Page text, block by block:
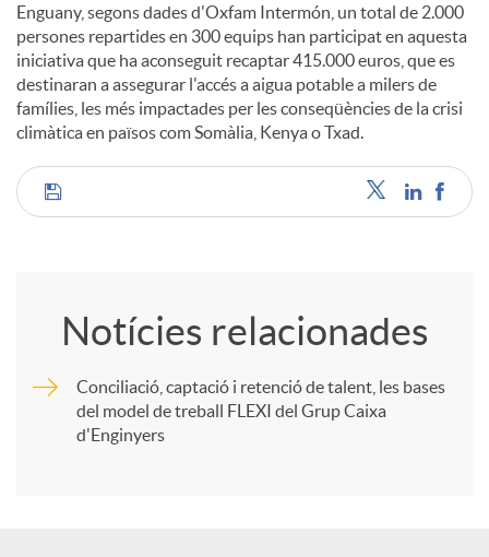
Enguany, segons dades d'Oxfam Intermón, un total de 2.000
persones repartides en 300 equips han participat en aquesta
iniciativa que ha aconseguit recaptar 415.000 euros, que es
destinaran a assegurar l'accés a aigua potable a milers de
famílies, les més impactades per les conseqüències de la crisi
climàtica en països com Somàlia, Kenya o Txad.
C
Notícies relacionades
Conciliació, captació i retenció de talent, les bases
del model de treball FLEXI del Grup Caixa
d'Enginyers